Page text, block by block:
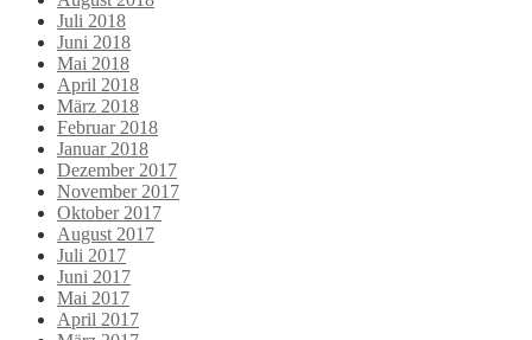
Juli 2018
Juni 2018
Mai 2018
April 2018
März 2018
Februar 2018
Januar 2018
Dezember 2017
November 2017
Oktober 2017
August 2017
Juli 2017
Juni 2017
Mai 2017
April 2017